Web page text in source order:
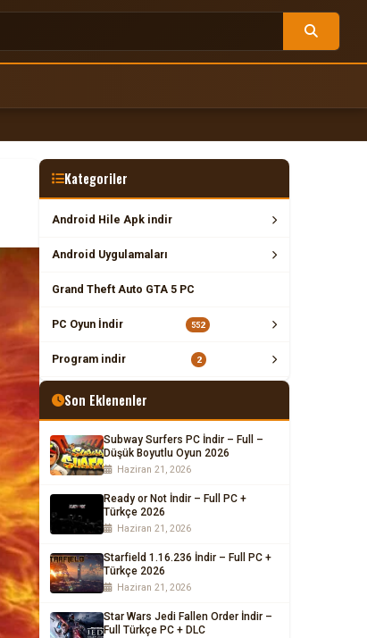
Kategoriler
Android Hile Apk indir
Android Uygulamaları
Grand Theft Auto GTA 5 PC
PC Oyun İndir 552
Program indir 2
Son Eklenenler
Subway Surfers PC İndir – Full –
Düşük Boyutlu Oyun 2026
Haziran 21, 2026
Ready or Not İndir – Full PC +
Türkçe 2026
Haziran 21, 2026
Starfield 1.16.236 İndir – Full PC +
Türkçe 2026
Haziran 21, 2026
Star Wars Jedi Fallen Order İndir –
Full Türkçe PC + DLC